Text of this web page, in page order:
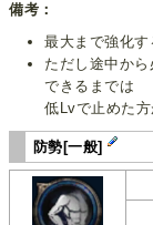
備考：
最大まで強化す
ただし途中か
できるまでは
低Lvで止めた方
防勢[一般]